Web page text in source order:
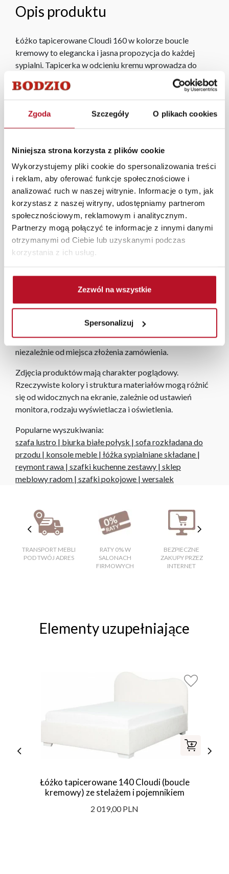
Zgoda Szczegóły O plikach cookies
Niniejsza strona korzysta z plików cookie
Wykorzystujemy pliki cookie do spersonalizowania treści
i reklam, aby oferować funkcje społecznościowe i
analizować ruch w naszej witrynie. Informacje o tym, jak
korzystasz z naszej witryny, udostępniamy partnerom
społecznościowym, reklamowym i analitycznym.
Partnerzy mogą połączyć te informacje z innymi danymi
otrzymanymi od Ciebie lub uzyskanymi podczas
korzystania z ich usług.
Zezwól na wszystkie
Spersonalizuj
Opis produktu
Łóżko tapicerowane Cloudi 160 w kolorze boucle
kremowy to elegancka i jasna propozycja do każdej
sypialni. Tapicerka w odcieniu kremu wprowadza do
wnętrza subtelną elegancję i ciepło, a wysoki zagłówek
zapewnia wygodę podczas odpoczynku. Nowoczesny
aranżacji, tworząc przytulną i stylową atmosferę.
Ze względu na specyfikę produkcji rzeczywiste wymiary
Podana cena nie obejmuje materaca, który można
dokupić osobno.
W każdym z salonów mebli Bodzio oferujemy pomoc w
aranżacji mebli, a nasi pracownicy z wykorzystaniem
programu Planer 3D bezpłatnie zaprojektują i
pomieszczenia wraz z wyceną. Każde zamówienie
złożone w sklepie stacjonarnym dostarczymy do 3 dni
roboczych na terenie całej Polski. W przypadku
roboczych, również na terenie całego kraju. Wszystkie
zamówienia powyżej 1000 zł dostarczamy gratis
niezależnie od miejsca złożenia zamówienia.
Zdjęcia produktów mają charakter poglądowy.
Rzeczywiste kolory i struktura materiałów mogą różnić
się od widocznych na ekranie, zależnie od ustawień
monitora, rodzaju wyświetlacza i oświetlenia.
Popularne wyszukiwania:
szafa lustro | biurka białe połysk | sofa rozkładana do
przodu | konsole meble | łóżka sypialniane składane |
reymont rawa | szafki kuchenne zestawy | sklep
meblowy radom | szafki pokojowe | wersalek
TRANSPORT MEBLI
POD TWÓJ ADRES
RATY 0% W
SALONACH
FIRMOWYCH
BEZPIECZNE
ZAKUPY PRZEZ
INTERNET
Elementy uzupełniające
Łóżko tapicerowane 140 Cloudi (boucle
kremowy) ze stelażem i pojemnikiem
2 019,00 PLN